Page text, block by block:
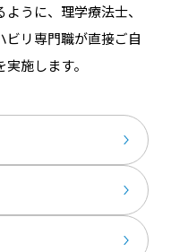
うに、理学療法⼠、
ビリ専⾨職が直接ご⾃
施します。